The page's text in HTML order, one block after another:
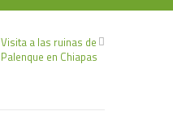
Visita a las ruinas de
Palenque en Chiapas